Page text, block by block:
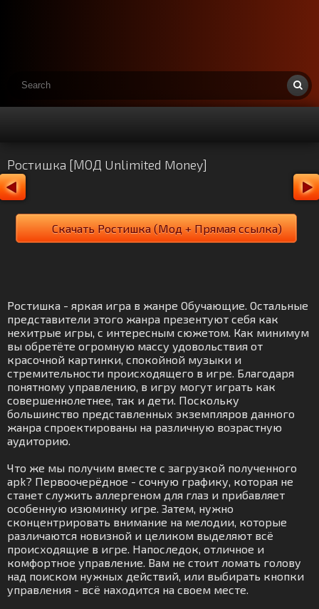
Ростишка [МОД Unlimited Money]
Скачать Ростишка (Мод + Прямая ссылка)
Ростишка - яркая игра в жанре Обучающие. Остальные
представители этого жанра презентуют себя как
нехитрые игры, с интересным сюжетом. Как минимум
вы обретёте огромную массу удовольствия от
красочной картинки, спокойной музыки и
стремительности происходящего в игре. Благодаря
понятному управлению, в игру могут играть как
совершеннолетнее, так и дети. Поскольку
большинство представленных экземпляров данного
жанра спроектированы на различную возрастную
аудиторию.
Что же мы получим вместе с загрузкой полученного
apk? Первоочерёдное - сочную графику, которая не
станет служить аллергеном для глаз и прибавляет
особенную изюминку игре. Затем, нужно
сконцентрировать внимание на мелодии, которые
различаются новизной и целиком выделяют всё
происходящие в игре. Напоследок, отличное и
комфортное управление. Вам не стоит ломать голову
над поиском нужных действий, или выбирать кнопки
управления - всё находится на своем месте.